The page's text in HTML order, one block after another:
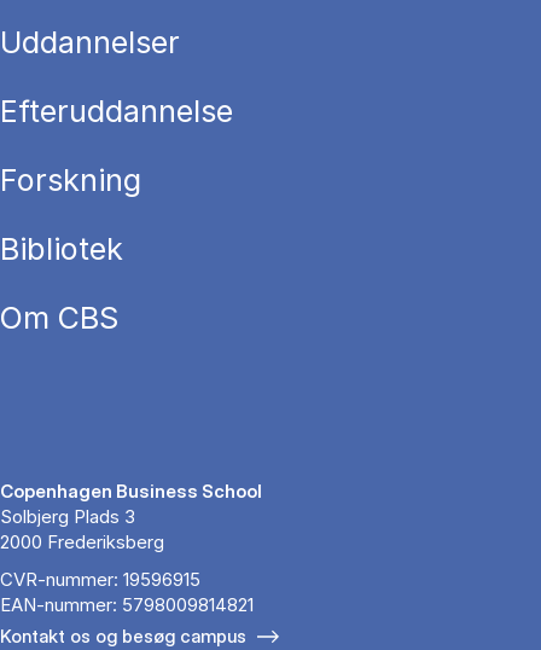
Uddannelser
Efteruddannelse
Forskning
Bibliotek
Om CBS
Copenhagen Business School
Solbjerg Plads 3
2000 Frederiksberg
CVR-nummer: 19596915
EAN-nummer: 5798009814821
Kontakt os og besøg campus